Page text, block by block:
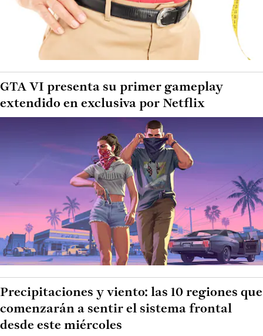
GTA VI presenta su primer gameplay
extendido en exclusiva por Netflix
Precipitaciones y viento: las 10 regiones que
comenzarán a sentir el sistema frontal
desde este miércoles